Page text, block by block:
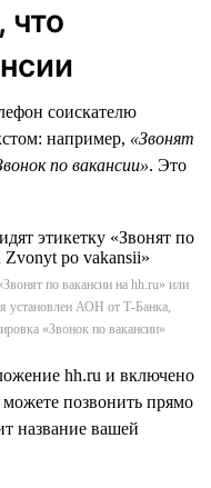
что
соискателю
например, «Звонят
по вакансии». Это
по вакансии на hh.ru» или
установлен АОН от Т-Банка,
«Звонок по вакансии»
hh.ru и включено
позвонить прямо
название вашей